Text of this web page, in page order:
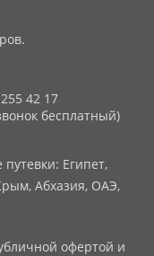
42 17
бесплатный)
Египет,
Абхазия, ОАЭ,
офертой и